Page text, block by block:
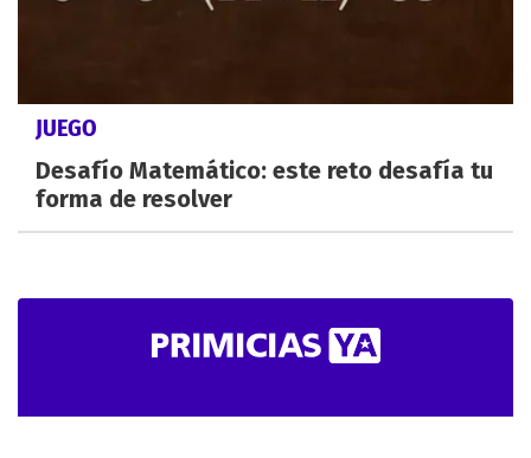
JUEGO
Desafío Matemático: este reto desafía tu
forma de resolver